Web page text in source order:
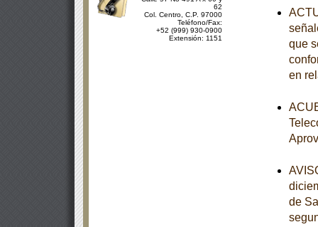
62
Col. Centro, C.P. 97000
Teléfono/Fax:
+52 (999) 930-0900
Extensión: 1151
que
en
de